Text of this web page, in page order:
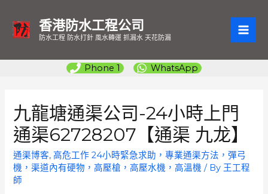
香港防水工程公司
防水工程 防水打針 風水轉運 抓漏水 天花防漏
Phone 1 WhatsApp
九龍塘通渠公司-24小時上門
通渠62728207【通渠 九龙】
通渠博客,高危工作 24小時緊急求助，專業通渠方法，彈弓
機，渠道內有硬物，高壓槍，高壓水機，高溫機 / By 王工程
師